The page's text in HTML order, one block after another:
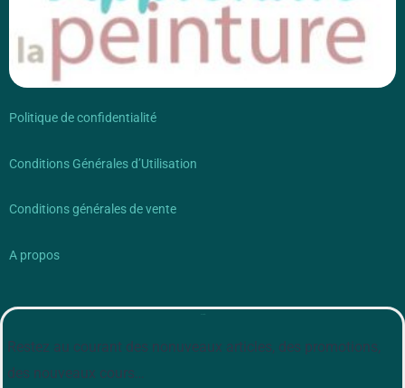
Politique de confidentialité
Conditions Générales d’Utilisation
Conditions générales de vente
A propos
Restez au courant des nonuveaux articles, des promotions,
des nouveaux cours…